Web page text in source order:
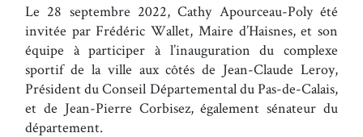
Le 28 septembre 2022, Cathy Apourceau-Poly été
invitée par Frédéric Wallet, Maire d’Haisnes, et son
équipe à participer à l’inauguration du complexe
sportif de la ville aux côtés de Jean-Claude Leroy,
Président du Conseil Départemental du Pas-de-Calais,
et de Jean-Pierre Corbisez, également sénateur du
département.